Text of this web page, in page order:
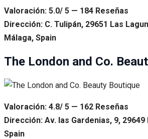
Valoración: 5.0/ 5 — 184 Reseñas
Dirección: C. Tulipán, 29651 Las
Málaga, Spain
The London and Co.
Valoración: 4.8/ 5 — 162 Reseñas
Dirección: Av. las Gardenias, 9,
Spain